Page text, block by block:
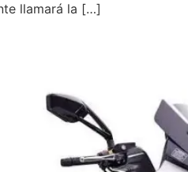
llamará la […]